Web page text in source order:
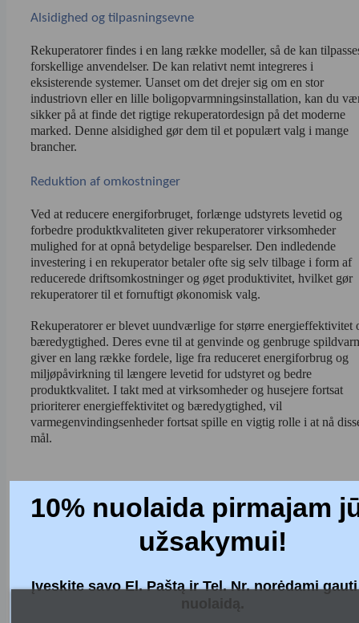
Alsidighed og tilpasningsevne
Rekuperatorer findes i en lang række modeller, så de kan
forskellige anvendelser. De kan relativt nemt integreres i
eksisterende systemer. Uanset om det drejer sig om en stor
industriovn eller en lille boligopvarmningsinstallation, kan du
sikker på at finde det rigtige rekuperatordesign på det moderne
marked. Denne alsidighed gør dem til et populært valg i mange
brancher.
Reduktion af omkostninger
Ved at reducere energiforbruget, forlænge udstyrets levetid og
forbedre produktkvaliteten giver rekuperatorer virksomheder
mulighed for at opnå betydelige besparelser. Den indledende
investering i en rekuperator betaler ofte sig selv tilbage i form af
reducerede driftsomkostninger og øget produktivitet, hvilket gør
rekuperatorer til et fornuftigt økonomisk valg.
Rekuperatorer er blevet uundværlige for større energieffektivitet
bæredygtighed. Deres evne til at genvinde og genbruge
giver en lang række fordele, lige fra reduceret energiforbrug og
miljøpåvirkning til længere levetid for udstyret og bedre
produktkvalitet. I takt med at virksomheder og husejere fortsat
prioriterer energieffektivitet og bæredygtighed, vil
varmegenvindingsenheder fortsat spille en vigtig rolle i at nå
mål.
Was this blog post helpful to you?
No (0)
10% nuolaida pirmajam
užsakymui!
Įveskite savo El. Paštą ir Tel. Nr. norėdami gauti
nuolaidą.